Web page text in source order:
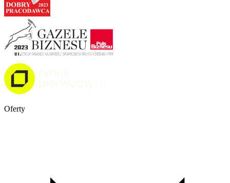
Oferty